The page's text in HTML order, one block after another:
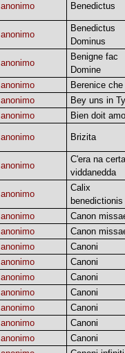
anonimo Benedictus
anonimo
Benedictus
Dominus
anonimo
Benigne fac
Domine
anonimo
Berenice
anonimo
Bey uns in
anonimo
Bien doit
anonimo Brizita
anonimo
C'era na certa
viddanedda
anonimo
Calix
benedictionis
anonimo
Canon
anonimo
Canon
anonimo
Canoni
anonimo
Canoni
anonimo
Canoni
anonimo
Canoni
anonimo
Canoni
anonimo
Canoni
anonimo
Canoni